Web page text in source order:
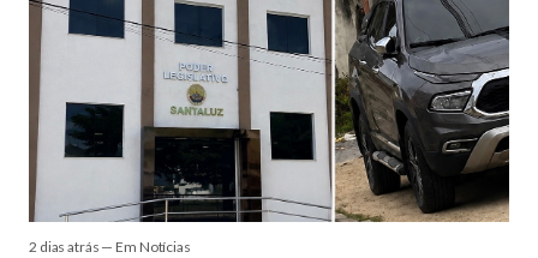
2 dias atrás — Em Notícias